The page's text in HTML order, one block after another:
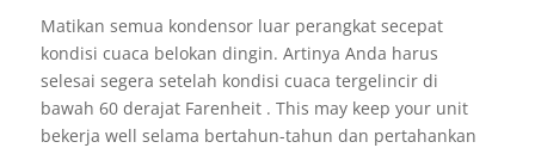
Matikan semua kondensor luar perangkat secepat
kondisi cuaca belokan dingin. Artinya Anda harus
selesai segera setelah kondisi cuaca tergelincir di
bawah 60 derajat Farenheit . This may keep your unit
bekerja well selama bertahun-tahun dan pertahankan